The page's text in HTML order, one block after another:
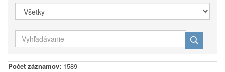
Počet záznamov: 1589